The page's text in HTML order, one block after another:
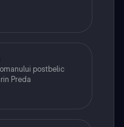
postbelic
Preda